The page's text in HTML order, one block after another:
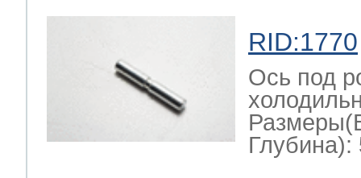
RID:1770
Ось под
Глубина):